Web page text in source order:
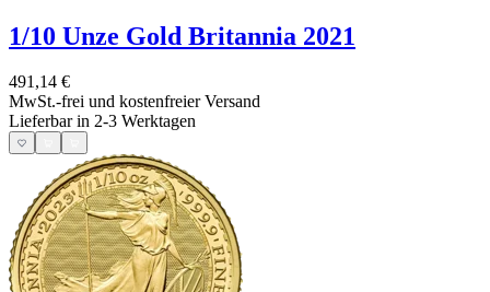
1/10 Unze Gold Britannia 2021
491,14 €
MwSt.-frei und kostenfreier Versand
Lieferbar in 2-3 Werktagen